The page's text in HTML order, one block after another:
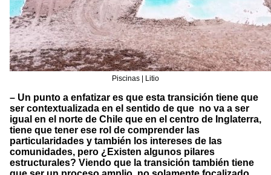
Piscinas | Litio
– Un punto a enfatizar es que esta transición tiene que
ser contextualizada en el sentido de que no va a ser
igual en el norte de Chile que en el centro de Inglaterra,
tiene que tener ese rol de comprender las
particularidades y también los intereses de las
comunidades, pero ¿Existen algunos pilares
estructurales? Viendo que la transición también tiene